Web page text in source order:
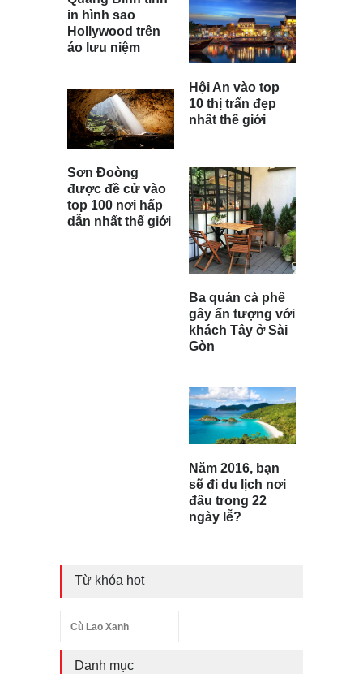
in hình sao
Hollywood trên
áo lưu niệm
Sơn Đoòng
được đề cử vào
top 100 nơi hấp
dẫn nhất thế giới
Hội An vào top
10 thị trấn đẹp
nhất thế giới
Ba quán cà phê
gây ấn tượng với
khách Tây ở Sài
Gòn
Năm 2016, bạn
sẽ đi du lịch nơi
đâu trong 22
ngày lễ?
Từ khóa hot
Cù Lao Xanh
Danh mục